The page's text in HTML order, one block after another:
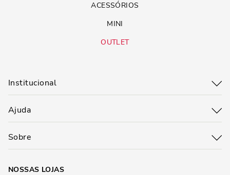
ACESSÓRIOS
MINI
OUTLET
Institucional
Ajuda
Sobre
NOSSAS LOJAS